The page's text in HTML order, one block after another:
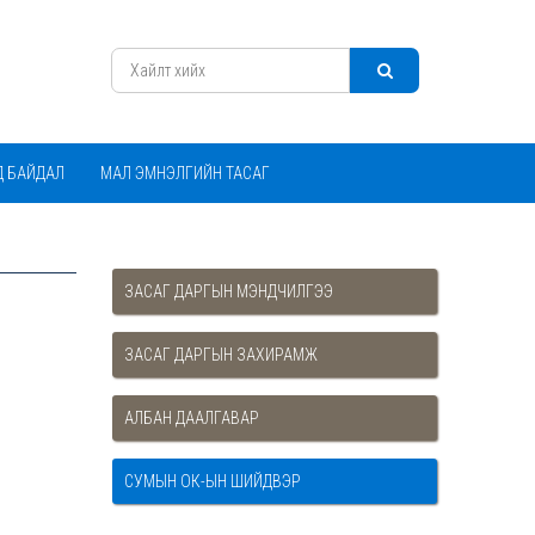
БАЙДАЛ МАЛ ЭМНЭЛГИЙН ТАСАГ
ЗАСАГ ДАРГЫН МЭНДЧИЛГЭЭ
ЗАСАГ ДАРГЫН ЗАХИРАМЖ
АЛБАН ДААЛГАВАР
СУМЫН ОК-ЫН ШИЙДВЭР